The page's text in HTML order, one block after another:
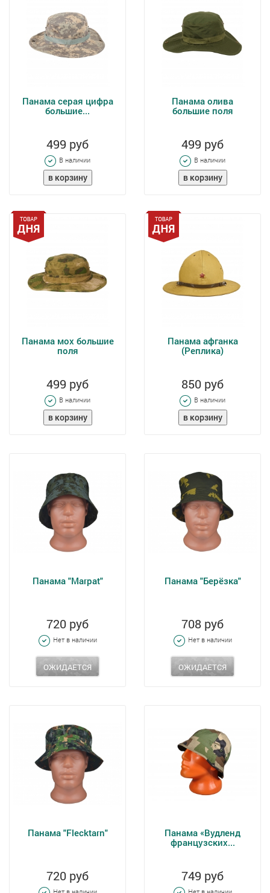
Панама серая цифра
большие...
499 руб
В наличии
Панама олива
большие поля
499 руб
В наличии
Панама мох большие
поля
499 руб
В наличии
Панама афганка
(Реплика)
850 руб
В наличии
Панама "Marpat"
720 руб
Нет в наличии
ОЖИДАЕТСЯ
Панама "Берёзка"
708 руб
Нет в наличии
ОЖИДАЕТСЯ
Панама "Flecktarn"
720 руб
Панама «Вудленд
французских...
749 руб